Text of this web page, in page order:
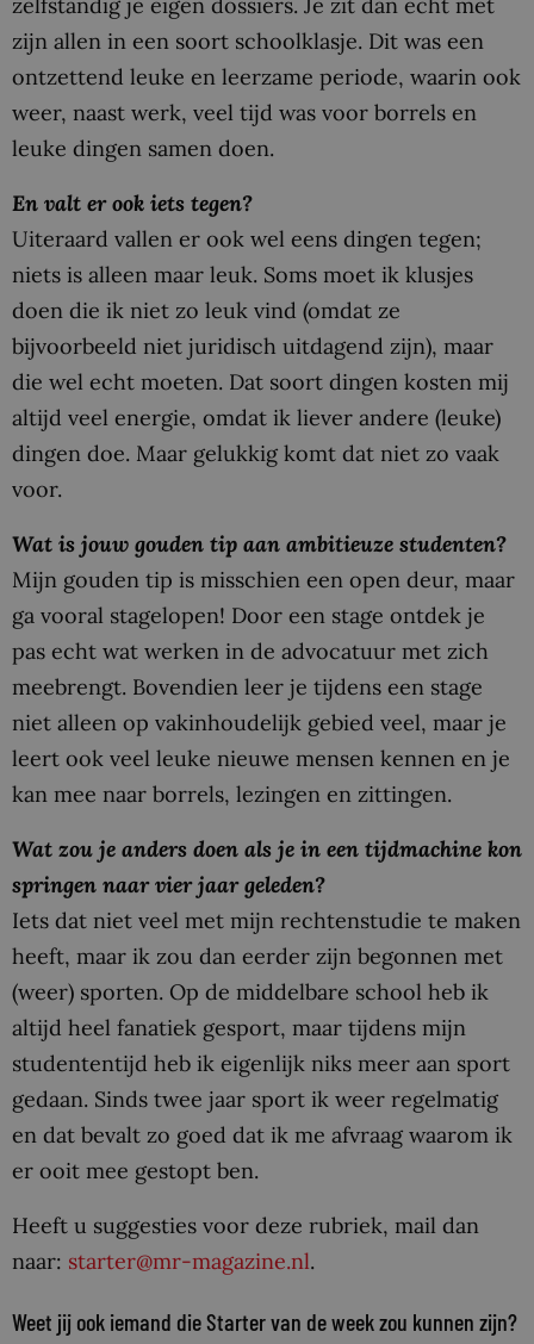
zelfstandig je eigen dossiers. Je zit dan echt met
zijn allen in een soort schoolklasje. Dit was een
ontzettend leuke en leerzame periode, waarin ook
weer, naast werk, veel tijd was voor borrels en
leuke dingen samen doen.
En valt er ook iets tegen?
Uiteraard vallen er ook wel eens dingen tegen;
niets is alleen maar leuk. Soms moet ik klusjes
doen die ik niet zo leuk vind (omdat ze
bijvoorbeeld niet juridisch uitdagend zijn), maar
die wel echt moeten. Dat soort dingen kosten mij
altijd veel energie, omdat ik liever andere (leuke)
dingen doe. Maar gelukkig komt dat niet zo vaak
voor.
Wat is jouw gouden tip aan ambitieuze studenten?
Mijn gouden tip is misschien een open deur, maar
ga vooral stagelopen! Door een stage ontdek je
pas echt wat werken in de advocatuur met zich
meebrengt. Bovendien leer je tijdens een stage
niet alleen op vakinhoudelijk gebied veel, maar je
leert ook veel leuke nieuwe mensen kennen en je
kan mee naar borrels, lezingen en zittingen.
Wat zou je anders doen als je in een tijdmachine kon
springen naar vier jaar geleden?
Iets dat niet veel met mijn rechtenstudie te maken
heeft, maar ik zou dan eerder zijn begonnen met
(weer) sporten. Op de middelbare school heb ik
altijd heel fanatiek gesport, maar tijdens mijn
studententijd heb ik eigenlijk niks meer aan sport
gedaan. Sinds twee jaar sport ik weer regelmatig
en dat bevalt zo goed dat ik me afvraag waarom ik
er ooit mee gestopt ben.
Heeft u suggesties voor deze rubriek, mail dan
naar: starter@mr-magazine.nl.
Weet jij ook iemand die Starter van de week zou kunnen zijn?